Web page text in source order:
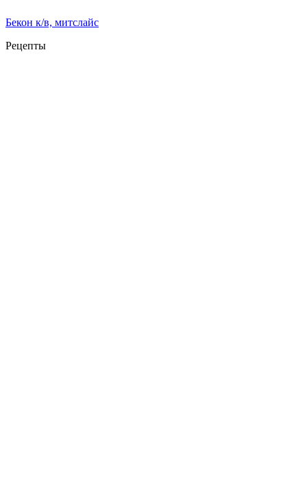
Бекон к/в, митслайс
Рецепты